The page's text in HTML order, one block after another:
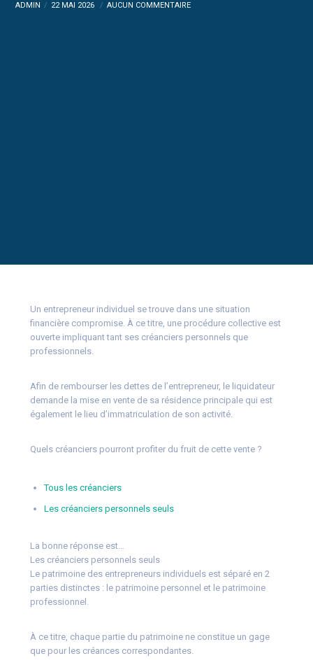
ADMIN 22 MAI 2026 AUCUN COMMENTAIRE
Un entrepreneur individuel se trouve dans une situation
financière compromise. À ce titre, une procédure collective est
ouverte impliquant tant ses créanciers personnels que
professionnels.
Afin de rembourser les dettes de l’entrepreneur, le liquidateur
demande la mise en vente de sa résidence principale qui est
également le lieu d’immatriculation de son activité.
Quels créanciers pourront profiter du fruit de cette vente ?
Tous les créanciers
Les créanciers personnels seuls
La bonne réponse est…
Les créanciers personnels seuls
Le patrimoine des entrepreneurs individuels est séparé en 2
parties distinctes : le patrimoine personnel et le patrimoine
professionnel.
À ce titre, chaque partie du patrimoine ne constitue un gage
que pour les créances correspondantes.